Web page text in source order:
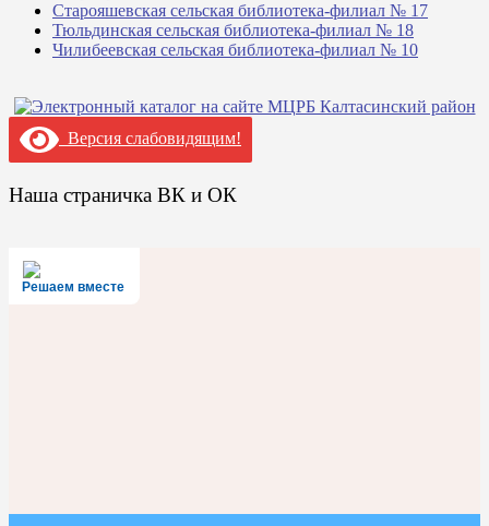
Старояшевская сельская библиотека-филиал № 17
Тюльдинская сельская библиотека-филиал № 18
Чилибеевская сельская библиотека-филиал № 10
Версия слабовидящим!
Наша страничка ВК и ОК
Решаем вместе